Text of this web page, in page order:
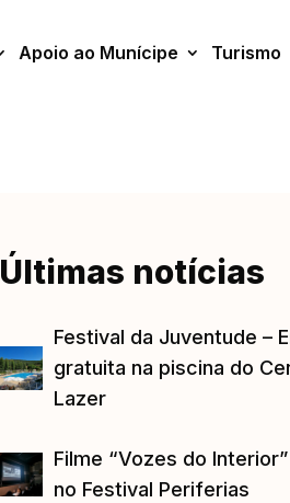
Apoio ao Munícipe Turismo
Últimas notícias
Festival da Juventude –
gratuita na piscina do
Lazer
Filme “Vozes do
no Festival Periferias